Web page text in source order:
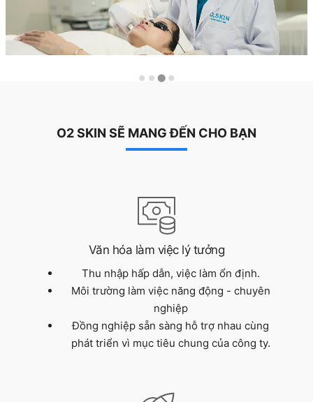
O2 SKIN SẼ MANG ĐẾN CHO BẠN
Văn hóa làm việc lý tưởng
Thu nhập hấp dẫn, việc làm ổn định.
Môi trường làm việc năng động - chuyên
nghiệp
Đồng nghiệp sẵn sàng hỗ trợ nhau cùng
phát triển vì mục tiêu chung của công ty.